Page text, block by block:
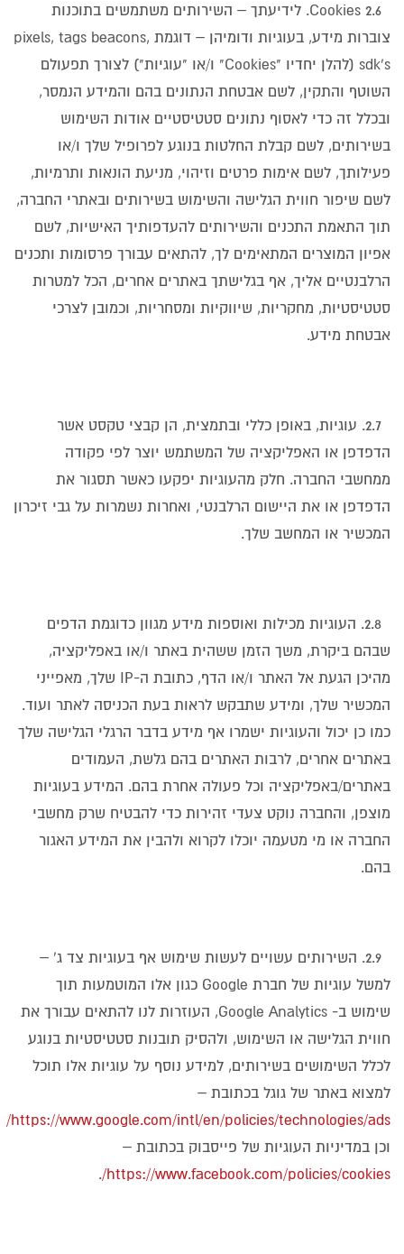
Cookies 2.6. לידיעתך – השירותים משתמשים בתוכנות
צוברות מידע, בעוגיות ודומיהן – דוגמת pixels, tags beacons,
sdk's (להלן יחדיו "Cookies" ו/או "עוגיות") לצורך תפעולם
השוטף והתקין, לשם אבטחת הנתונים בהם והמידע הנמסר,
ובכלל זה כדי לאסוף נתונים סטטיסטיים אודות השימוש
בשירותים, לשם קבלת החלטות בנוגע לפרופיל שלך ו/או
פעילותך, לשם אימות פרטים וזיהוי, מניעת הונאות ותרמיות,
לשם שיפור חווית הגלישה והשימוש בשירותים ובאתרי החברה,
תוך התאמת התכנים והשירותים להעדפותיך האישיות, לשם
אפיון המוצרים המתאימים לך, להתאים עבורך פרסומות ותכנים
הרלבנטיים אליך, אף בגלישתך באתרים אחרים, הכל למטרות
סטטיסטיות, מחקריות, שיווקיות ומסחריות, וכמובן לצרכי
אבטחת מידע.
2.7. עוגיות, באופן כללי ובתמצית, הן קבצי טקסט אשר
הדפדפן או האפליקציה של המשתמש יוצר לפי פקודה
ממחשבי החברה. חלק מהעוגיות יפקעו כאשר תסגור את
הדפדפן או את היישום הרלבנטי, ואחרות נשמרות על גבי זיכרון
המכשיר או המחשב שלך.
2.8. העוגיות מכילות ואוספות מידע מגוון כדוגמת הדפים
שבהם ביקרת, משך הזמן ששהית באתר ו/או באפליקציה,
מהיכן הגעת אל האתר ו/או הדף, כתובת ה-IP שלך, מאפייני
המכשיר שלך, ומידע שתבקש לראות בעת הכניסה לאתר ועוד.
כמו כן יכול והעוגיות ישמרו אף מידע בדבר הרגלי הגלישה שלך
באתרים אחרים, לרבות האתרים בהם גלשת, העמודים
באתרים/באפליקציה וכל פעולה אחרת בהם. המידע בעוגיות
מוצפן, והחברה נוקט צעדי זהירות כדי להבטיח שרק מחשבי
החברה או מי מטעמה יוכלו לקרוא ולהבין את המידע האגור
בהם.
2.9. השירותים עשויים לעשות שימוש אף בעוגיות צד ג' –
למשל עוגיות של חברת Google כגון אלו המוטמעות תוך
שימוש ב- Google Analytics, העוזרות לנו להתאים עבורך את
חווית הגלישה או השימוש, ולהסיק תובנות סטטיסטיות בנוגע
לכלל השימושים בשירותים, למידע נוסף על עוגיות אלו תוכל
למצוא באתר של גוגל בכתובת –
https://www.google.com/intl/en/policies/technologies/ads/
וכן במדיניות העוגיות של פייסבוק בכתובת –
https://www.facebook.com/policies/cookies/
.